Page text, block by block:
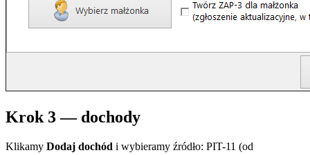
Krok 3 — dochody
Klikamy Dodaj dochód i wybieramy źródło: PIT-11 (od